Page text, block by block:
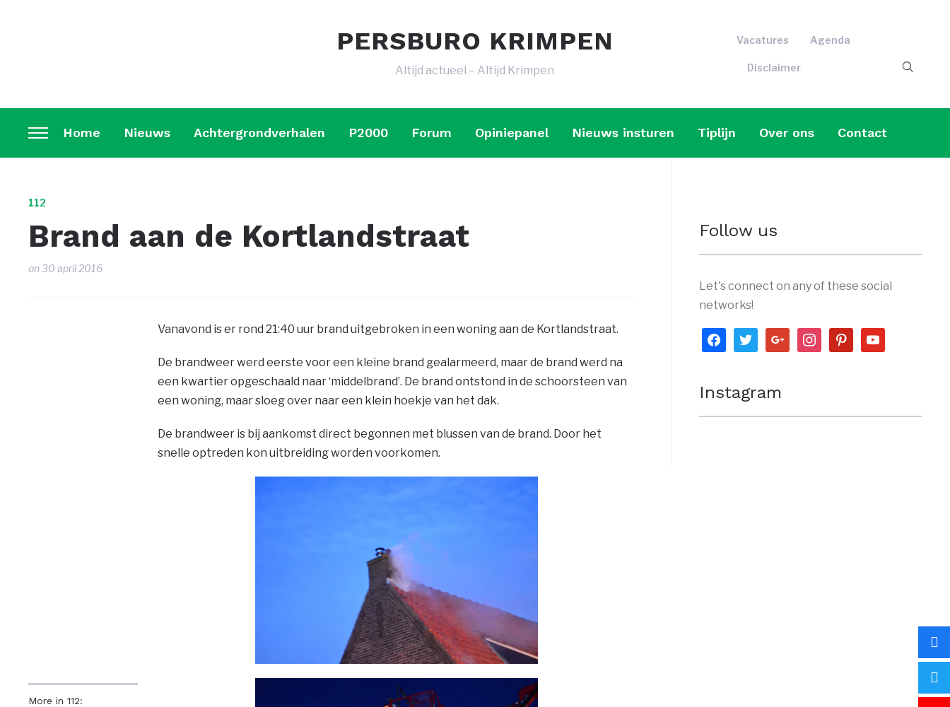
PERSBURO KRIMPEN
Altijd actueel – Altijd Krimpen
Vacatures Agenda
Disclaimer
Toggle
sidebar
navigation
Home Nieuws Achtergrondverhalen P2000 Forum Opiniepanel Nieuws insturen Tiplijn Over ons Contact
112
Brand aan de Kortlandstraat
on30 april 2016
More in 112:
Vanavond is er rond 21:40 uur brand uitgebroken in een woning aan de Kortlandstraat.
De brandweer werd eerste voor een kleine brand gealarmeerd, maar de brand werd na
een kwartier opgeschaald naar ‘middelbrand’. De brand ontstond in de schoorsteen van
een woning, maar sloeg over naar een klein hoekje van het dak.
De brandweer is bij aankomst direct begonnen met blussen van de brand. Door het
snelle optreden kon uitbreiding worden voorkomen.
Follow us
Let's connect on any of these social
networks!
facebooktwittergoogle instagrampinterestyoutube
Instagram